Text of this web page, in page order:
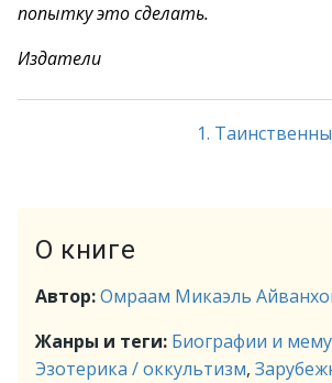
попытку это сделать.
Издатели
1.
О книге
Автор:Омраам Микаэль
Жанры и теги: Биографии и
Эзотерика / оккультизм,